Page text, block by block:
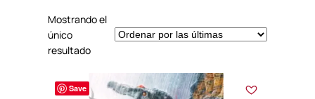
Mostrando el
único
resultado
Save